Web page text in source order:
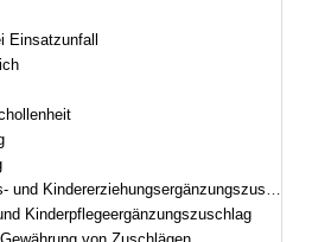
Einsatzunfall
Kindererziehungsergänzungszuschlag
Kinderpflegeergänzungszuschlag